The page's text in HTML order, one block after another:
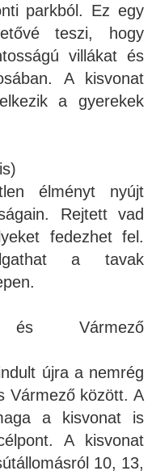
parkból. Ez egy
teszi, hogy
villákat és
A kisvonat
a gyerekek
élményt nyújt
Rejtett vad
fedezhet fel.
a tavak
és Vármező
újra a nemrég
Vármező között. A
a kisvonat is
A kisvonat
10, 13,